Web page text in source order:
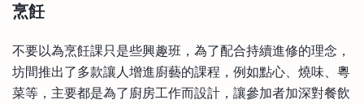
烹飪
不要以為烹飪課只是些興趣班，為了配合持續進修的理念，
坊間推出了多款讓人增進廚藝的課程，例如點心、燒味、粵
菜等，主要都是為了廚房工作而設計，讓參加者加深對餐飲